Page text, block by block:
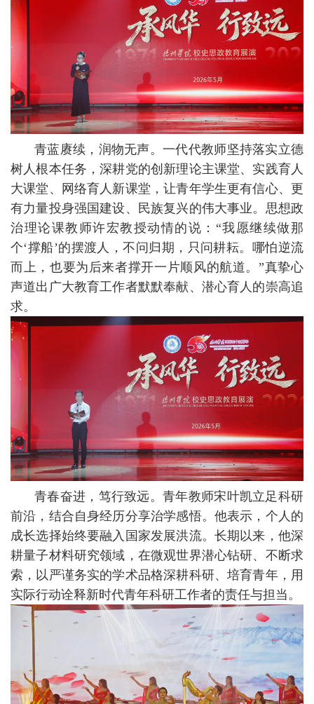
青蓝赓续，润物无声。一代代教师坚持落实立德
树人根本任务，深耕党的创新理论主课堂、实践育人
大课堂、网络育人新课堂，让青年学生更有信心、更
有力量投身强国建设、民族复兴的伟大事业。思想政
治理论课教师许宏教授动情的说：“我愿继续做那
个‘撑船’的摆渡人，不问归期，只问耕耘。哪怕逆流
而上，也要为后来者撑开一片顺风的航道。”真挚心
声道出广大教育工作者默默奉献、潜心育人的崇高追
求。
青春奋进，笃行致远。青年教师宋叶凯立足科研
前沿，结合自身经历分享治学感悟。他表示，个人的
成长选择始终要融入国家发展洪流。长期以来，他深
耕量子材料研究领域，在微观世界潜心钻研、不断求
索，以严谨务实的学术品格深耕科研、培育青年，用
实际行动诠释新时代青年科研工作者的责任与担当。